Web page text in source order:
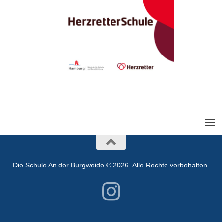
Die Schule An der Burgweide © 2026. Alle Rechte vorbehalten.